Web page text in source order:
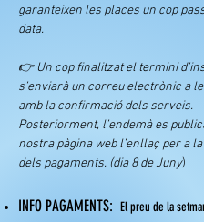
garanteixen les places un cop
data.
👉 Un cop finalitzat el termini
s’enviarà un correu electrònic a
amb la confirmació dels serveis.
Posteriorment, l’endemà es
nostra pàgina web l’enllaç per a
dels pagaments. (dia 8 de Juny)
INFO PAGAMENTS: El preu de la